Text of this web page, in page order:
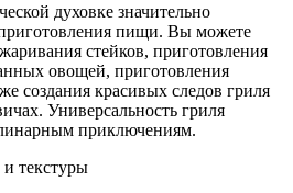
духовке значительно
пищи. Вы можете
стейков, приготовления
овощей, приготовления
создания красивых следов гриля
Универсальность гриля
приключениям.
текстуры